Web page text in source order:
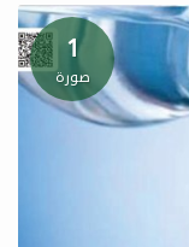
1
صورة